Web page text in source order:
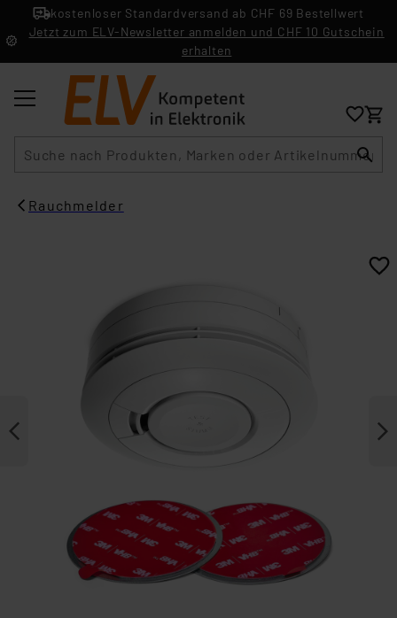
kostenloser Standardversand ab CHF 69 Bestellwert
Jetzt zum ELV-Newsletter anmelden und CHF 10 Gutschein
erhalten
Rauchmelder